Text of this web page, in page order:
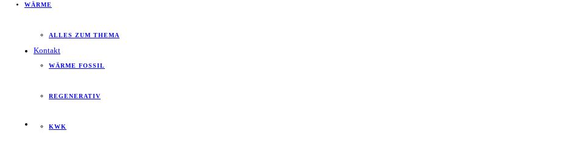
Kontakt
WÄRME
ALLES ZUM THEMA
WÄRME FOSSIL
REGENERATIV
KWK